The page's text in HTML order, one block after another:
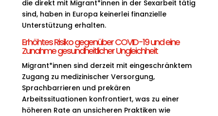
die direkt mit Migrant*innen in der Sexarbeit tätig
sind, haben in Europa keinerlei finanzielle
Unterstützung erhalten.
Erhöhtes Risiko gegenüber COVID-19 und eine
Zunahme gesundheitlicher Ungleichheit
Migrant*innen sind derzeit mit eingeschränktem
Zugang zu medizinischer Versorgung,
Sprachbarrieren und prekären
Arbeitssituationen konfrontiert, was zu einer
höheren Rate an unsicheren Praktiken wie